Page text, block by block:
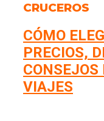
CRUCEROS
CÓMO
PRECIOS,
CONSEJOS
VIAJES